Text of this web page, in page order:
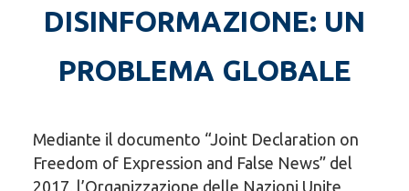
DISINFORMAZIONE: UN
PROBLEMA GLOBALE
Mediante il documento “Joint Declaration on
Freedom of Expression and False News” del
2017, l’Organizzazione delle Nazioni Unite